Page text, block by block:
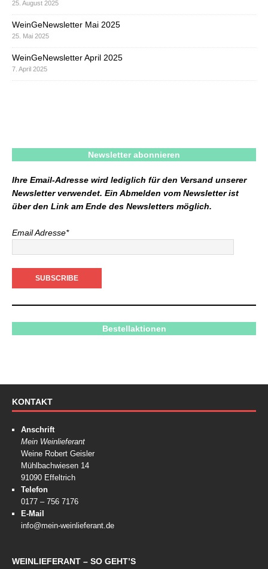
25. August 2025
WeinGeNewsletter Mai 2025
25. Mai 2025
WeinGeNewsletter April 2025
7. April 2025
Newsletter abonnieren
Ihre Email-Adresse wird lediglich für den Versand unserer
Newsletter verwendet. Ein Abmelden vom Newsletter ist
über den Link am Ende des Newsletters möglich.
Email Adresse*
Bestellaktionen
KONTAKT
Anschrift
Mein Weinlieferant
Weine Robert Geisler
Mühlbachwiesen 14
91090 Effeltrich
Telefon
0177 – 756 7176
E-Mail
info@mein-weinlieferant.de
WEINLIEFERANT – SO GEHT’S